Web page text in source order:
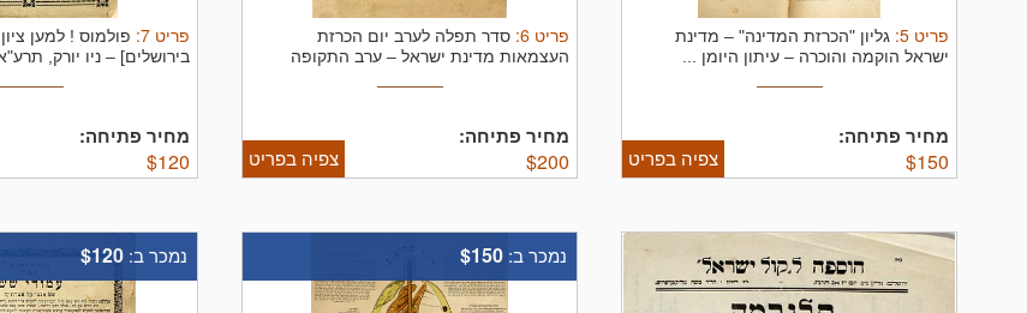
פריט 5
: גליון "הכרזת המדינה" – מדינת
ישראל הוקמה והוכרה – עיתון היומן ...
מחיר פתיחה:
$150 צפיה בפריט
פריט 6
: סדר תפלה לערב יום הכרזת
העצמאות מדינת ישראל – ערב התקופה
מחיר פתיחה:
$200 צפיה בפריט
פריט 7
: פולמוס ! למען
בירושלים] – ניו יורק,
מחיר פתיחה:
$120
נמכר ב: $150 נמכר ב: $120